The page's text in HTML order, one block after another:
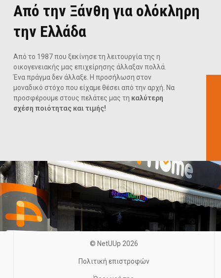
Από την Ξάνθη για ολόκληρη
την Ελλάδα
Από το 1987 που ξεκίνησε τη λειτουργία της η
οικογενειακής μας επιχείρησης άλλαξαν πολλά.
Ένα πράγμα δεν άλλαξε. Η προσήλωση στον
μοναδικό στόχο που είχαμε θέσει από την αρχή. Να
προσφέρουμε στους πελάτες μας τη καλύτερη
σχέση ποιότητας και τιμής!
© NetUUp 2026
Πολιτική επιστροφών